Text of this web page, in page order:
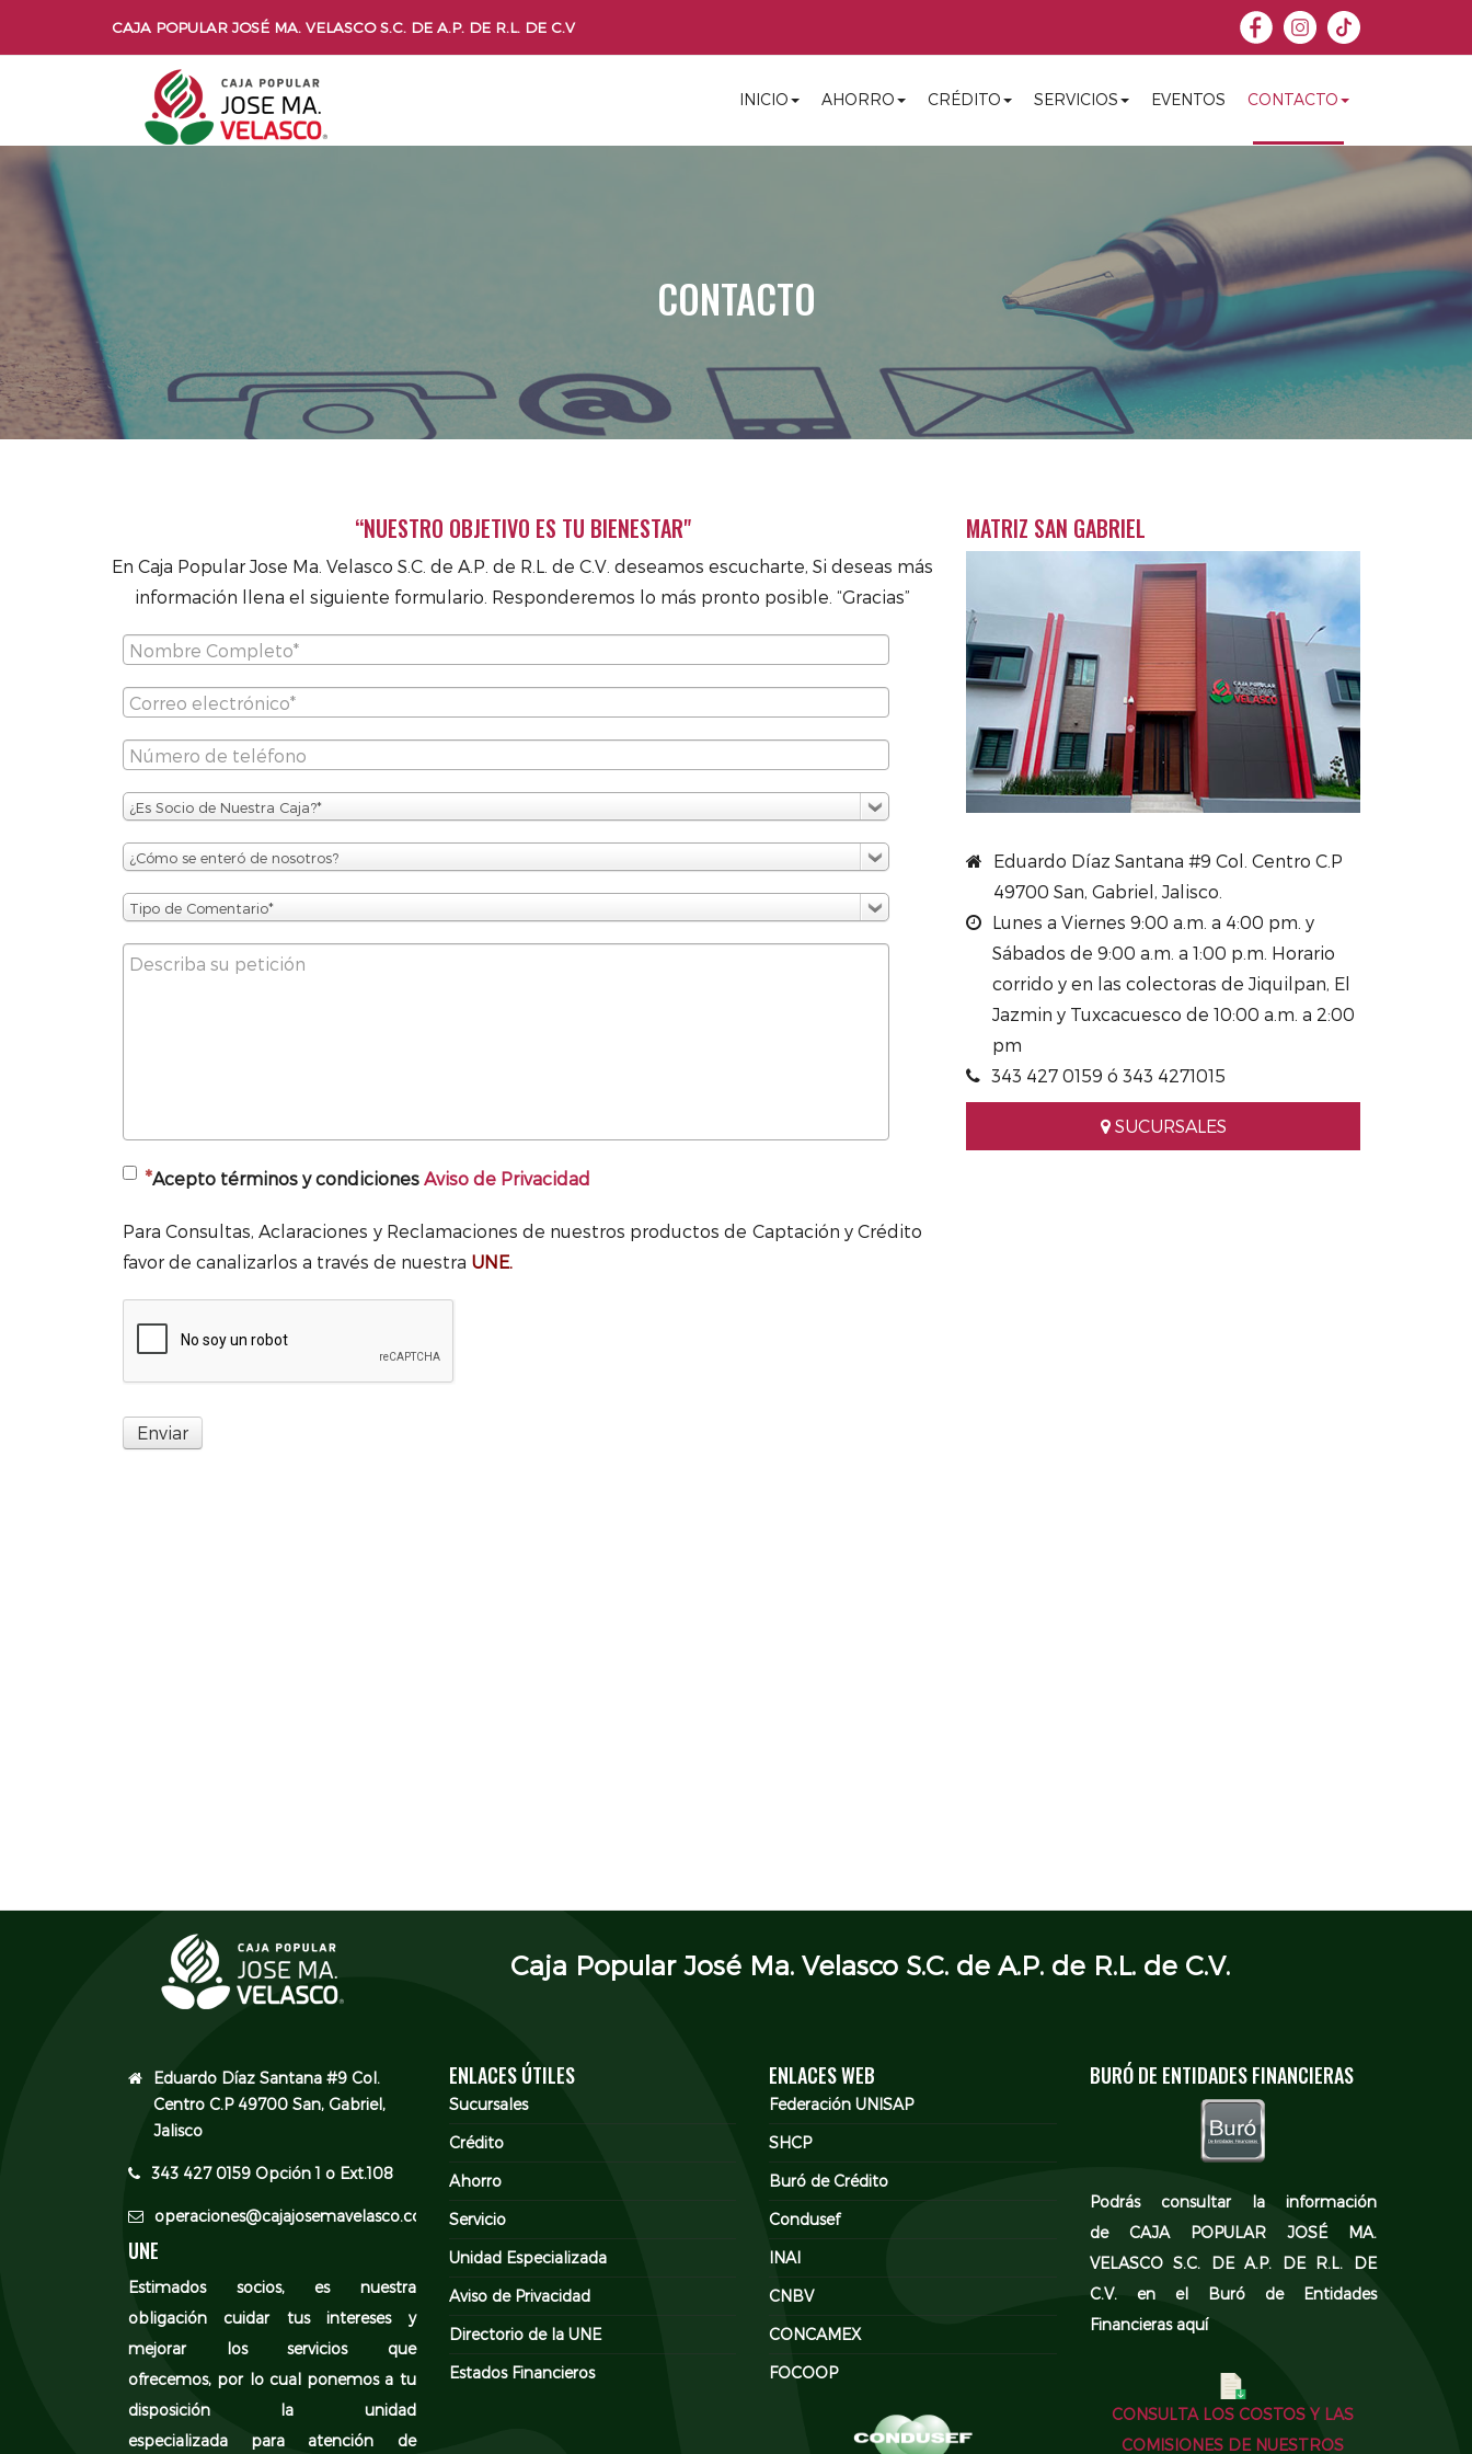
CAJA POPULAR JOSÉ MA. VELASCO S.C. DE A.P. DE R.L. DE C.V
INICIO AHORRO CRÉDITO SERVICIOS EVENTOS CONTACTO
CONTACTO
“NUESTRO OBJETIVO ES TU BIENESTAR"
En Caja Popular Jose Ma. Velasco S.C. de A.P. de R.L. de C.V. deseamos escucharte, Si deseas más
información llena el siguiente formulario. Responderemos lo más pronto posible. “Gracias”
¿Es Socio de Nuestra Caja?*
¿Cómo se enteró de nosotros?
Tipo de Comentario*
Acepto términos y condiciones Aviso de Privacidad
Para Consultas, Aclaraciones y Reclamaciones de nuestros productos de Captación y Crédito
favor de canalizarlos a través de nuestra UNE.
Enviar
MATRIZ SAN GABRIEL
Eduardo Díaz Santana #9 Col. Centro C.P
49700 San, Gabriel, Jalisco.
Lunes a Viernes 9:00 a.m. a 4:00 pm. y
Sábados de 9:00 a.m. a 1:00 p.m. Horario
corrido y en las colectoras de Jiquilpan, El
Jazmin y Tuxcacuesco de 10:00 a.m. a 2:00
pm
343 427 0159 ó 343 4271015
SUCURSALES
Caja Popular José Ma. Velasco S.C. de A.P. de R.L. de C.V.
Eduardo Díaz Santana #9 Col.
Centro C.P 49700 San, Gabriel,
Jalisco
343 427 0159 Opción 1 o Ext.108
operaciones@cajajosemavelasco.com
UNE
Estimados socios, es nuestra
obligación cuidar tus intereses y
mejorar los servicios que
ofrecemos, por lo cual ponemos a tu
disposición la unidad
especializada para atención de
ENLACES ÚTILES
Sucursales
Crédito
Ahorro
Servicio
Unidad Especializada
Aviso de Privacidad
Directorio de la UNE
Estados Financieros
ENLACES WEB
Federación UNISAP
SHCP
Buró de Crédito
Condusef
INAI
CNBV
CONCAMEX
FOCOOP
BURÓ DE ENTIDADES FINANCIERAS
Podrás consultar la información
de CAJA POPULAR JOSÉ MA.
VELASCO S.C. DE A.P. DE R.L. DE
C.V. en el
Buró de Entidades
Financieras aquí
CONSULTA LOS COSTOS Y LAS
COMISIONES DE NUESTROS